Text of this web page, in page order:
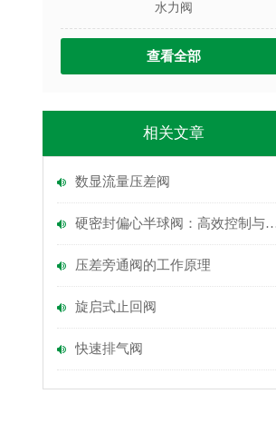
水力阀
查看全部
相关文章
数显流量压差阀
硬密封偏心半球阀：高效控制与
压差旁通阀的工作原理
旋启式止回阀
快速排气阀